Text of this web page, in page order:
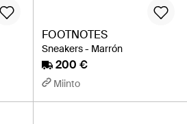
FOOTNOTES
Sneakers - Marrón
200 €
Miinto